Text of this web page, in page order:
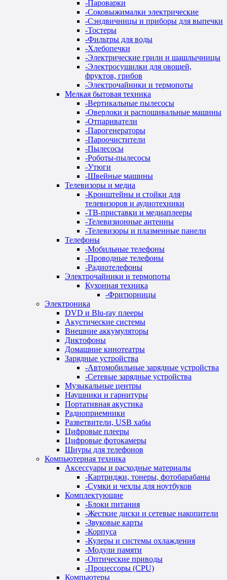
-Пароварки
-Соковыжималки электрические
-Сэндвичницы и приборы для выпечки
-Тостеры
-Фильтры для воды
-Хлебопечки
-Электрические грили и шашлычницы
-Электросушилки для овощей,
фруктов, грибов
-Электрочайники и термопоты
Мелкая бытовая техника
-Вертикальные пылесосы
-Оверлоки и распошивальные машины
-Отпариватели
-Парогенераторы
-Пароочистители
-Пылесосы
-Роботы-пылесосы
-Утюги
-Швейные машины
Телевизоры и медиа
-Кронштейны и стойки для
телевизоров и аудиотехники
-ТВ-приставки и медиаплееры
-Телевизионные антенны
-Телевизоры и плазменные панели
Телефоны
-Мобильные телефоны
-Проводные телефоны
-Радиотелефоны
Электрочайники и термопоты
Кухонная техника
-Фритюрницы
Электроника
DVD и Blu-ray плееры
Акустические системы
Внешние аккумуляторы
Диктофоны
Домашние кинотеатры
Зарядные устройства
-Автомобильные зарядные устройства
-Сетевые зарядные устройства
Музыкальные центры
Наушники и гарнитуры
Портативная акустика
Радиоприемники
Разветвители, USB хабы
Цифровые плееры
Цифровые фотокамеры
Шнуры для телефонов
Компьютерная техника
Аксессуары и расходные материалы
-Картриджи, тонеры, фотобарабаны
-Сумки и чехлы для ноутбуков
Комплектующие
-Блоки питания
-Жесткие диски и сетевые накопители
-Звуковые карты
-Корпуса
-Кулеры и системы охлаждения
-Модули памяти
-Оптические приводы
-Процессоры (CPU)
Компьютеры